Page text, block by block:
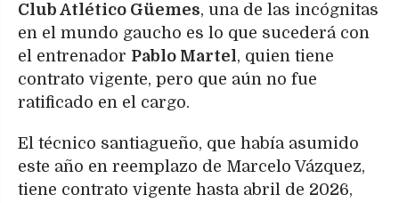
Club Atlético Güemes, una de las incógnitas
en el mundo gaucho es lo que sucederá con
el entrenador Pablo Martel, quien tiene
contrato vigente, pero que aún no fue
ratificado en el cargo.
El técnico santiagueño, que había asumido
este año en reemplazo de Marcelo Vázquez,
tiene contrato vigente hasta abril de 2026,